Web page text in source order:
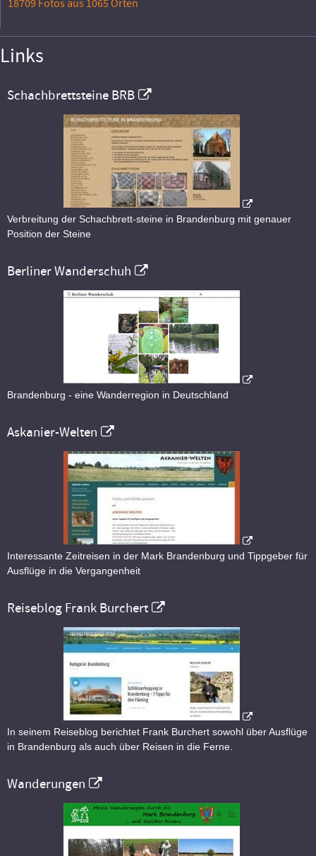
18709 Fotos aus 1065 Orten
Links
Schachbrettsteine BRB
Verbreitung der Schachbrett-steine in Brandenburg mit genauer
Position der Steine
Berliner Wanderschuh
Brandenburg - eine Wanderregion in Deutschland
Askanier-Welten
Interessante Zeitreisen in der Mark Brandenburg und Tippgeber für
Ausflüge in die Vergangenheit
Reiseblog Frank Burchert
In seinem Reiseblog berichtet Frank Burchert sowohl über Ausflüge
in Brandenburg als auch über Reisen in die Ferne.
Wanderungen